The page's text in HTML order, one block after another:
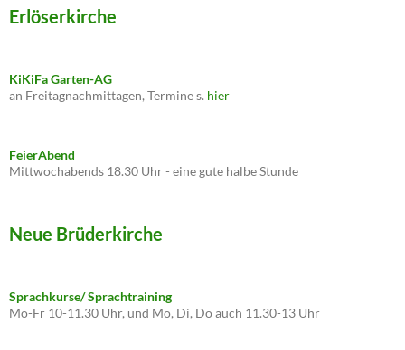
Erlöserkirche
KiKiFa Garten-AG
an Freitagnachmittagen, Termine s. hier
FeierAbend
Mittwochabends 18.30 Uhr - eine gute halbe Stunde
Neue Brüderkirche
Sprachkurse/ Sprachtraining
Mo-Fr 10-11.30 Uhr, und Mo, Di, Do auch 11.30-13 Uhr